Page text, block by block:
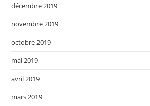
décembre 2019
novembre 2019
octobre 2019
mai 2019
avril 2019
mars 2019